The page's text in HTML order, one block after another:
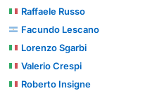
Raffaele Russo
Facundo Lescano
Lorenzo Sgarbi
Valerio Crespi
Roberto Insigne